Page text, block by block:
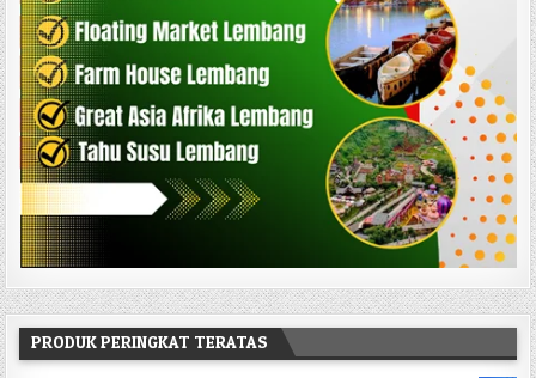
PRODUK PERINGKAT TERATAS